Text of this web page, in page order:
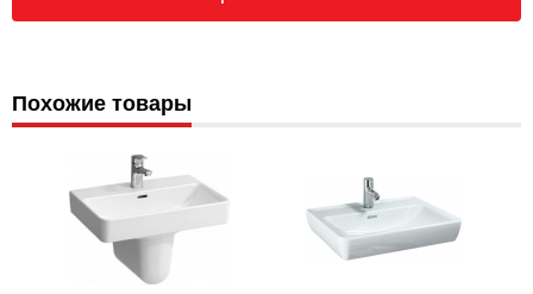
Похожие товары